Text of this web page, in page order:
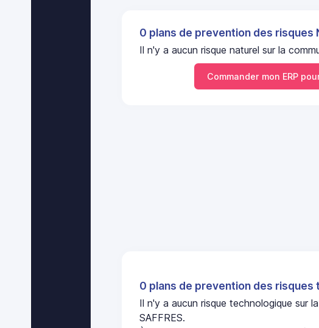
0 plans de prevention des risques
Il n'y a aucun risque naturel sur la
Commander mon ERP
0 plans de prevention des risques
Il n'y a aucun risque technologique sur
SAFFRES.